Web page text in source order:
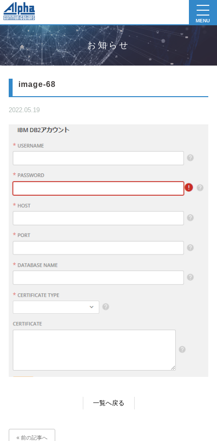
MENU
お知らせ
image-68
2022.05.19
一覧へ戻る
« 前の記事へ